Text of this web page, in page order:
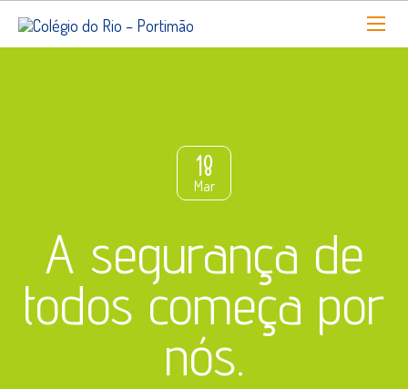
18
Mar
A segurança de
todos começa por
nós.